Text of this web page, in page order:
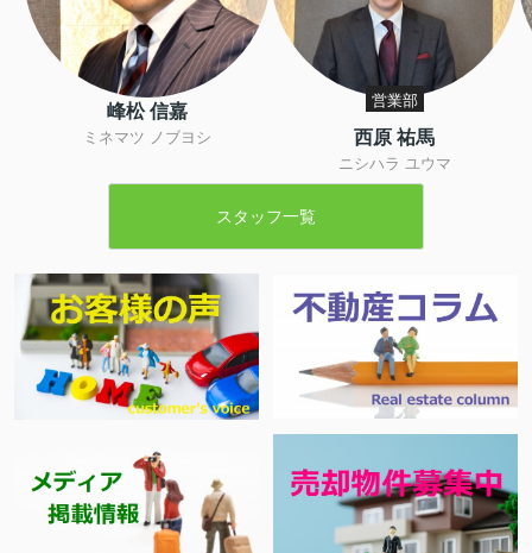
峰松 信嘉
ミネマツ ノブヨシ
営業部
西原 祐馬
ニシハラ ユウマ
スタッフ一覧